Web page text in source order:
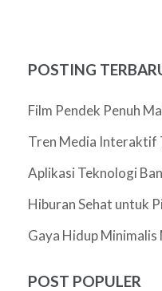
POSTING
Film Pendek Penuh
Tren Media Interaktif
Aplikasi Teknologi
Hiburan Sehat untuk
Gaya Hidup
POST POPULER